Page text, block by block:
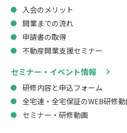
入会のメリット
開業までの流れ
申請書の取得
不動産開業支援セミナー
セミナー・イベント情報
研修内容と申込フォーム
全宅連・全宅保証のWEB研修
セミナー・研修動画